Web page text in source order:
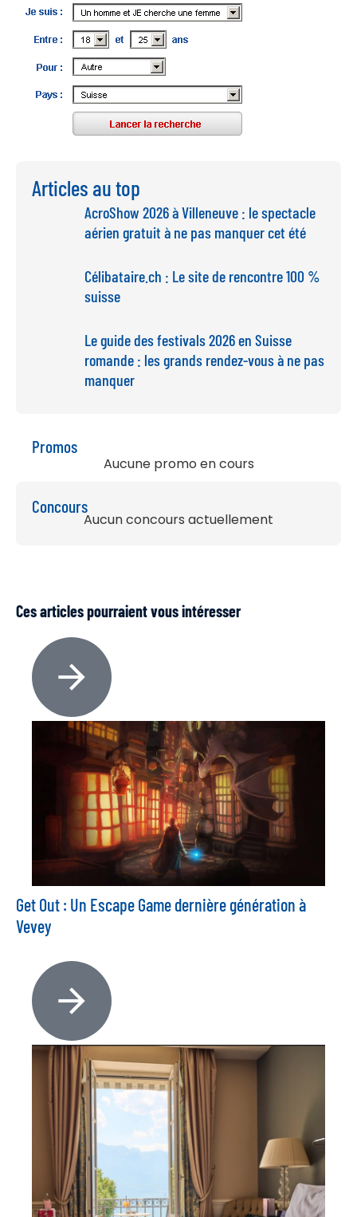
Articles au top
AcroShow 2026 à Villeneuve : le spectacle
aérien gratuit à ne pas manquer cet été
Célibataire.ch : Le site de rencontre 100 %
suisse
Le guide des festivals 2026 en Suisse
romande : les grands rendez-vous à ne pas
manquer
Promos
Aucune promo en cours
Concours
Aucun concours actuellement
Ces articles pourraient vous intéresser
Get Out : Un Escape Game dernière génération à
Vevey